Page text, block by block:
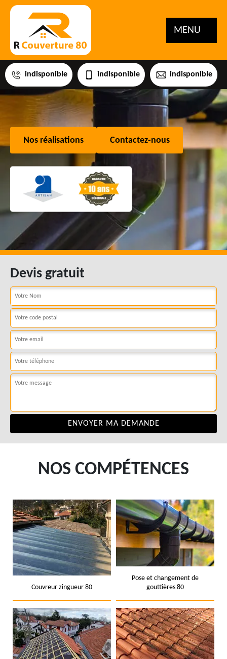
MENU
indisponible indisponible indisponible
Nos réalisations Contactez-nous
Devis gratuit
NOS COMPÉTENCES
Couvreur zingueur 80
Pose et changement de
gouttières 80